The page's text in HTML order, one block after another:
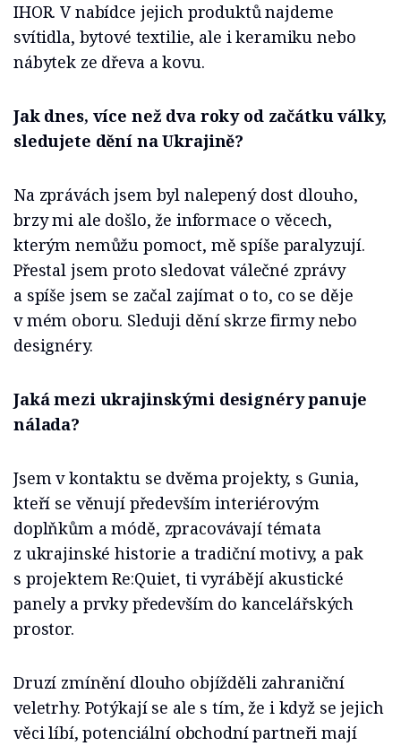
IHOR. V nabídce jejich produktů najdeme
svítidla, bytové textilie, ale i keramiku nebo
nábytek ze dřeva a kovu.
Jak dnes, více než dva roky od začátku války,
sledujete dění na Ukrajině?
Na zprávách jsem byl nalepený dost dlouho,
brzy mi ale došlo, že informace o věcech,
kterým nemůžu pomoct, mě spíše paralyzují.
Přestal jsem proto sledovat válečné zprávy
a spíše jsem se začal zajímat o to, co se děje
v mém oboru. Sleduji dění skrze firmy nebo
designéry.
Jaká mezi ukrajinskými designéry panuje
nálada?
Jsem v kontaktu se dvěma projekty, s Gunia,
kteří se věnují především interiérovým
doplňkům a módě, zpracovávají témata
z ukrajinské historie a tradiční motivy, a pak
s projektem Re:Quiet, ti vyrábějí akustické
panely a prvky především do kancelářských
prostor.
Druzí zmínění dlouho objížděli zahraniční
veletrhy. Potýkají se ale s tím, že i když se jejich
věci líbí, potenciální obchodní partneři mají